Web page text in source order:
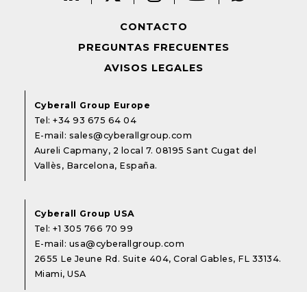
CONTACTO
PREGUNTAS FRECUENTES
AVISOS LEGALES
Cyberall Group Europe
Tel:+34 93 675 64 04
E-mail: sales@cyberallgroup.com
Aureli Capmany, 2 local 7. 08195 Sant Cugat del
Vallès, Barcelona, España.
Cyberall Group USA
Tel:+1 305 766 70 99
E-mail: usa@cyberallgroup.com
2655 Le Jeune Rd. Suite 404, Coral Gables, FL 33134.
Miami, USA